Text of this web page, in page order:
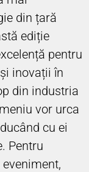
din țară
ediție
pentru
inovații în
din industria
vor urca
cu ei
Pentru